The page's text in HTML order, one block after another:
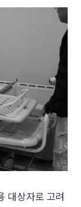
대상자로 고려